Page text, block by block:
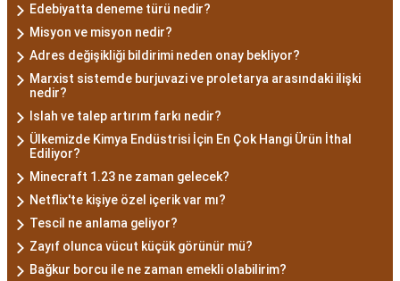
Edebiyatta deneme türü nedir?
Misyon ve misyon nedir?
Adres değişikliği bildirimi neden onay bekliyor?
Marxist sistemde burjuvazi ve proletarya arasındaki ilişki
nedir?
Islah ve talep artırım farkı nedir?
Ülkemizde Kimya Endüstrisi İçin En Çok Hangi Ürün İthal
Ediliyor?
Minecraft 1.23 ne zaman gelecek?
Netflix'te kişiye özel içerik var mı?
Tescil ne anlama geliyor?
Zayıf olunca vücut küçük görünür mü?
Bağkur borcu ile ne zaman emekli olabilirim?